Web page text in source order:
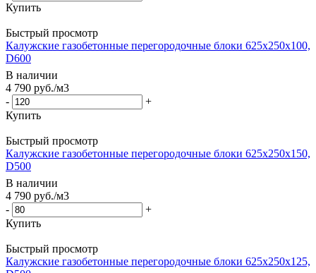
Купить
Быстрый просмотр
Калужские газобетонные перегородочные блоки 625x250x100,
D600
В наличии
4 790 руб./м3
-
+
Купить
Быстрый просмотр
Калужские газобетонные перегородочные блоки 625x250x150,
D500
В наличии
4 790 руб./м3
-
+
Купить
Быстрый просмотр
Калужские газобетонные перегородочные блоки 625x250x125,